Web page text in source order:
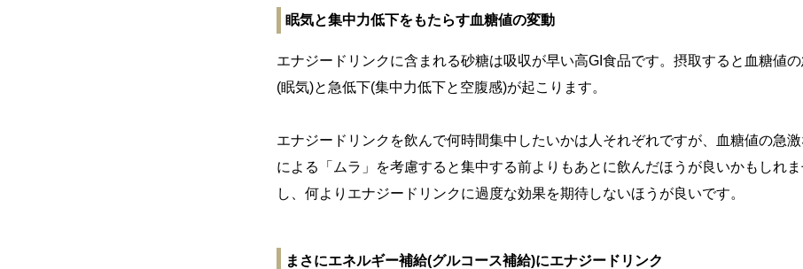
眠気と集中力低下をもたらす血糖値の変動
エナジードリンクに含まれる砂糖は吸収が早い高GI食品です。摂取すると血糖値
(眠気)と急低下(集中力低下と空腹感)が起こります。
エナジードリンクを飲んで何時間集中したいかは人それぞれですが、血糖値の急
による「ムラ」を考慮すると集中する前よりもあとに飲んだほうが良いかもしれ
し、何よりエナジードリンクに過度な効果を期待しないほうが良いです。
まさにエネルギー補給(グルコース補給)にエナジードリンク